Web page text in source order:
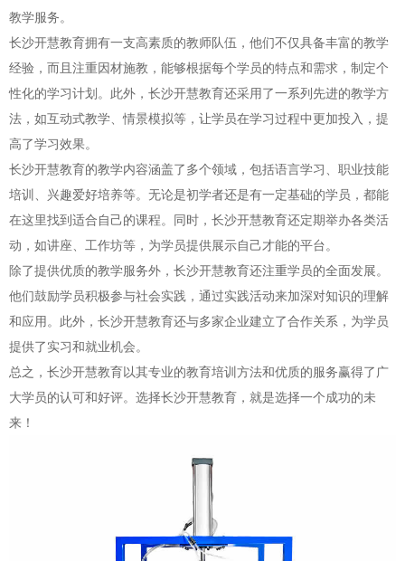
教学服务。
长沙开慧教育拥有一支高素质的教师队伍，他们不仅具备丰富的教学
经验，而且注重因材施教，能够根据每个学员的特点和需求，制定个
性化的学习计划。此外，长沙开慧教育还采用了一系列先进的教学方
法，如互动式教学、情景模拟等，让学员在学习过程中更加投入，提
高了学习效果。
长沙开慧教育的教学内容涵盖了多个领域，包括语言学习、职业技能
培训、兴趣爱好培养等。无论是初学者还是有一定基础的学员，都能
在这里找到适合自己的课程。同时，长沙开慧教育还定期举办各类活
动，如讲座、工作坊等，为学员提供展示自己才能的平台。
除了提供优质的教学服务外，长沙开慧教育还注重学员的全面发展。
他们鼓励学员积极参与社会实践，通过实践活动来加深对知识的理解
和应用。此外，长沙开慧教育还与多家企业建立了合作关系，为学员
提供了实习和就业机会。
总之，长沙开慧教育以其专业的教育培训方法和优质的服务赢得了广
大学员的认可和好评。选择长沙开慧教育，就是选择一个成功的未
来！